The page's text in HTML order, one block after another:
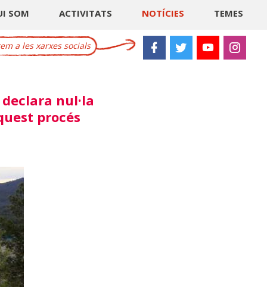
SOM ACTIVITATS NOTÍCIES TEMES
a les xarxes socials
nul·la
procés